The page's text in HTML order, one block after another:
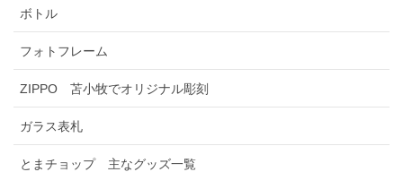
ボトル
フォトフレーム
ZIPPO 苫小牧でオリジナル彫刻
ガラス表札
とまチョップ 主なグッズ一覧